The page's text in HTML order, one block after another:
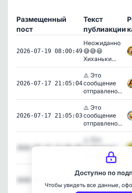
Размещенный
пост
Текст
публиакции
2026-07-19 08:00:49
Неожиданно
😅😅😆
Хиханьки...
2026-07-17 21:05:04
⚠️ Это
сообщение
отправлено...
2026-07-17 21:05:03
⚠️ Это
сообщение
отправлено...
2026-07-17 21:05:05
⚠️ Это
сообщение
отправлено...
⚠️ Это
отправлено...
Доступно по
Чтобы увидеть все данные,